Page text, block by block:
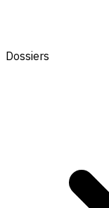
Dossiers